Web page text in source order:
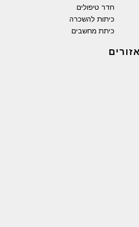
חדר טיפולים
כיתות להשכרה
כיתת מחשבים